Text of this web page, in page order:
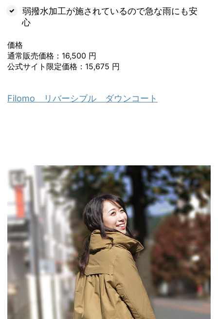
弱撥水加工が施されているので急な雨にも安
心
価格
通常販売価格：16,500 円
公式サイト限定価格：15,675 円
Filomo リバーシブル ダウンコート